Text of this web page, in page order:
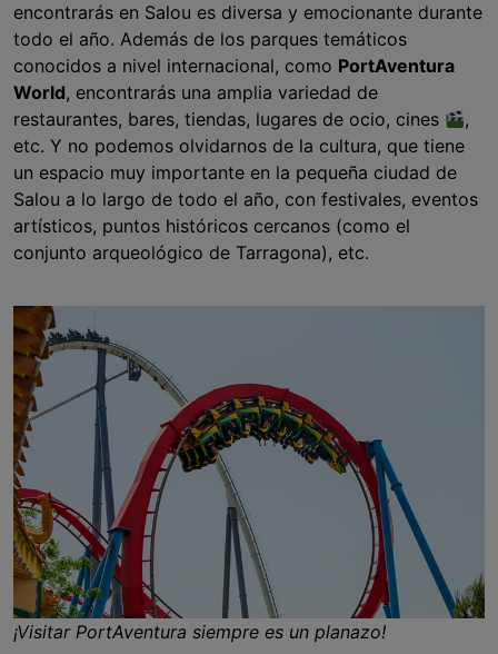
encontrarás en Salou es diversa y emocionante durante
todo el año. Además de los parques temáticos
conocidos a nivel internacional, como PortAventura
World, encontrarás una amplia variedad de
restaurantes, bares, tiendas, lugares de ocio, cines
,
etc. Y no podemos olvidarnos de la cultura, que tiene
un espacio muy importante en la pequeña ciudad de
Salou a lo largo de todo el año, con festivales, eventos
artísticos, puntos históricos cercanos (como el
conjunto arqueológico de Tarragona), etc.
¡Visitar PortAventura siempre es un planazo!